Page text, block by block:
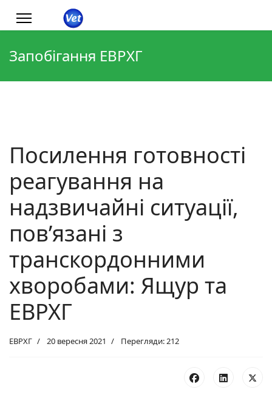
Запобігання ЕВРХГ
Посилення готовності
реагування на
надзвичайні ситуації,
пов’язані з
транскордонними
хворобами: Ящур та
ЕВРХГ
ЕВРХГ 20 вересня 2021 Перегляди: 212